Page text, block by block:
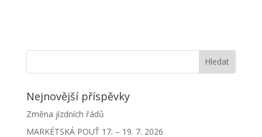
Nejnovější příspěvky
Změna jízdních řádů
MARKÉTSKÁ POUŤ 17. – 19. 7. 2026